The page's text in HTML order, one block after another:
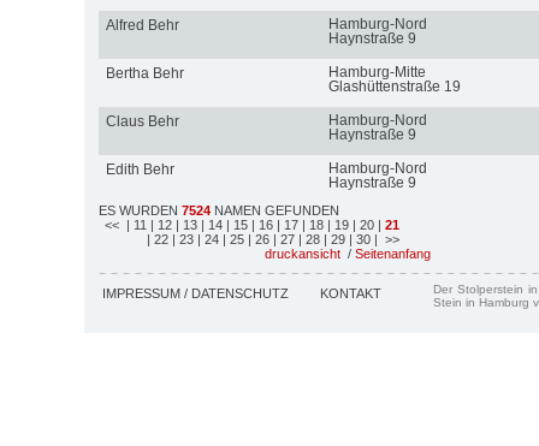
Alfred Behr
Hamburg-Nord
Haynstraße 9
Bertha Behr
Hamburg-Mitte
Glashüttenstraße 19
Claus Behr
Hamburg-Nord
Haynstraße 9
Edith Behr
Hamburg-Nord
Haynstraße 9
ES WURDEN 7524 NAMEN GEFUNDEN
<< | 11 | 12 | 13 | 14 | 15 | 16 | 17 | 18 | 19 | 20 | 21
| 22 | 23 | 24 | 25 | 26 | 27 | 28 | 29 | 30 | >>
druckansicht / Seitenanfang
IMPRESSUM / DATENSCHUTZ KONTAKT
Der Stolperstein
Stein in Hamburg